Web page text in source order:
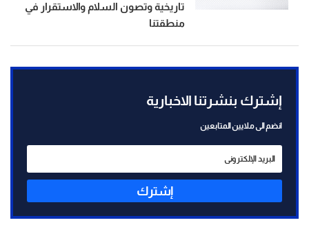
تاريخية وتصون السلام والاستقرار في
منطقتنا
إشترك بنشرتنا الاخبارية
انضم الى ملايين المتابعين
إشترك